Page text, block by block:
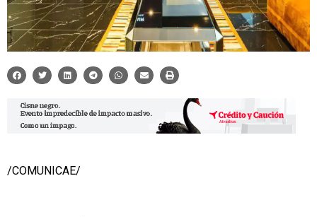
/COMUNICAE/